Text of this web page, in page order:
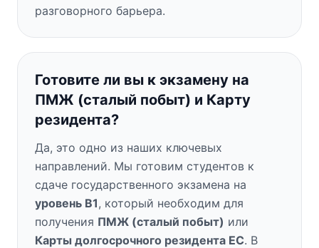
разговорного барьера.
Готовите ли вы к экзамену на
ПМЖ (сталый побыт) и Карту
резидента?
Да, это одно из наших ключевых
направлений. Мы готовим студентов к
сдаче государственного экзамена на
уровень B1, который необходим для
получения ПМЖ (сталый побыт) или
Карты долгосрочного резидента ЕС. В